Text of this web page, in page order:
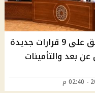
مجلس الوزراء يوافق على 9 قرارات جديدة
بعد والتأمينات